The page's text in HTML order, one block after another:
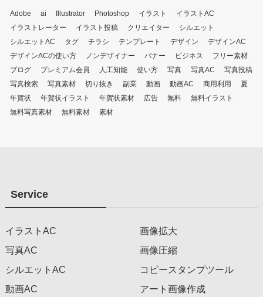
Adobe ai Illustrator Photoshop イラスト
イラストAC
イラストレーター
イラスト投稿 クリエイター
シルエット
シルエットAC
タグ チラシ テンプレート デザイン
デザインAC
デザインACの使い方
ノンデザイナー バナー ビジネス
フリー素材
ブログ
プレミアム会員 人工知能 使い方 写真 写真AC
写真投稿
写真検索
写真素材 切り抜き 副業 動画 動画AC 商用利用
夏
年賀状
年賀状イラスト 年賀状素材 広告 無料
無料イラスト
無料写真素材
無料素材 素材
Service
イラストAC
写真AC
シルエットAC
動画AC
画像拡大
画像圧縮
コピースタンプツール
アート画像作成